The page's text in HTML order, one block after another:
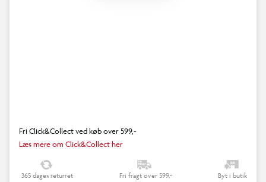
Fri Click&Collect ved køb over 599,-
Læs mere om Click&Collect her
365 dages returret Fri fragt over 599,- Byt i butik